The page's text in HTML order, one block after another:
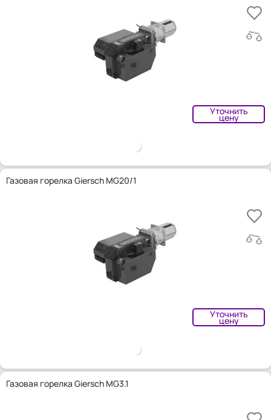
Уточнить
цену
Газовая горелка Giersch MG20/1
Уточнить
цену
Газовая горелка Giersch MG3.1